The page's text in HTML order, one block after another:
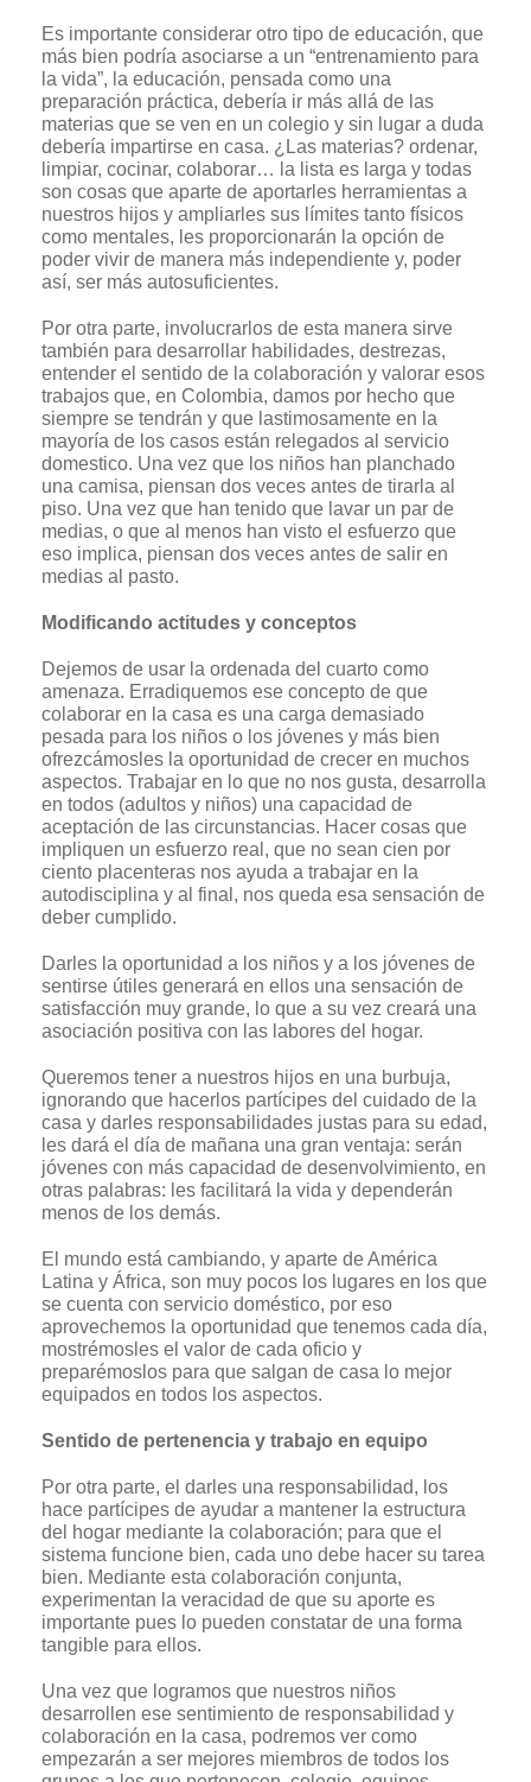
Es importante considerar otro tipo de educación, que
más bien podría asociarse a un “entrenamiento para
la vida”, la educación, pensada como una
preparación práctica, debería ir más allá de las
materias que se ven en un colegio y sin lugar a duda
debería impartirse en casa. ¿Las materias? ordenar,
limpiar, cocinar, colaborar… la lista es larga y todas
son cosas que aparte de aportarles herramientas a
nuestros hijos y ampliarles sus límites tanto físicos
como mentales, les proporcionarán la opción de
poder vivir de manera más independiente y, poder
así, ser más autosuficientes.
Por otra parte, involucrarlos de esta manera sirve
también para desarrollar habilidades, destrezas,
entender el sentido de la colaboración y valorar esos
trabajos que, en Colombia, damos por hecho que
siempre se tendrán y que lastimosamente en la
mayoría de los casos están relegados al servicio
domestico. Una vez que los niños han planchado
una camisa, piensan dos veces antes de tirarla al
piso. Una vez que han tenido que lavar un par de
medias, o que al menos han visto el esfuerzo que
eso implica, piensan dos veces antes de salir en
medias al pasto.
Modificando actitudes y conceptos
Dejemos de usar la ordenada del cuarto como
amenaza. Erradiquemos ese concepto de que
colaborar en la casa es una carga demasiado
pesada para los niños o los jóvenes y más bien
ofrezcámosles la oportunidad de crecer en muchos
aspectos. Trabajar en lo que no nos gusta, desarrolla
en todos (adultos y niños) una capacidad de
aceptación de las circunstancias. Hacer cosas que
impliquen un esfuerzo real, que no sean cien por
ciento placenteras nos ayuda a trabajar en la
autodisciplina y al final, nos queda esa sensación de
deber cumplido.
Darles la oportunidad a los niños y a los jóvenes de
sentirse útiles generará en ellos una sensación de
satisfacción muy grande, lo que a su vez creará una
asociación positiva con las labores del hogar.
Queremos tener a nuestros hijos en una burbuja,
ignorando que hacerlos partícipes del cuidado de la
casa y darles responsabilidades justas para su edad,
les dará el día de mañana una gran ventaja: serán
jóvenes con más capacidad de desenvolvimiento, en
otras palabras: les facilitará la vida y dependerán
menos de los demás.
El mundo está cambiando, y aparte de América
Latina y África, son muy pocos los lugares en los que
se cuenta con servicio doméstico, por eso
aprovechemos la oportunidad que tenemos cada día,
mostrémosles el valor de cada oficio y
preparémoslos para que salgan de casa lo mejor
equipados en todos los aspectos.
Sentido de pertenencia y trabajo en equipo
Por otra parte, el darles una responsabilidad, los
hace partícipes de ayudar a mantener la estructura
del hogar mediante la colaboración; para que el
sistema funcione bien, cada uno debe hacer su tarea
bien. Mediante esta colaboración conjunta,
experimentan la veracidad de que su aporte es
importante pues lo pueden constatar de una forma
tangible para ellos.
Una vez que logramos que nuestros niños
desarrollen ese sentimiento de responsabilidad y
colaboración en la casa, podremos ver como
empezarán a ser mejores miembros de todos los